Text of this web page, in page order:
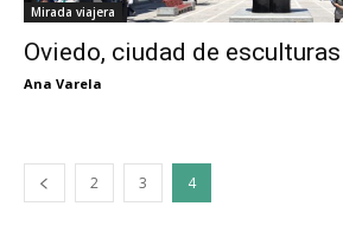
Mirada viajera
Oviedo, ciudad de esculturas
Ana Varela
2 3 4